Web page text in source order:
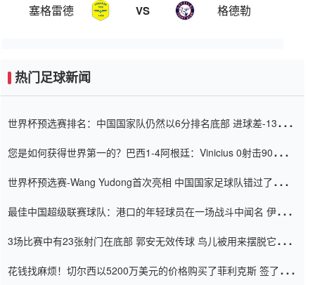
塞格雷德 VS 格德勒
热门足球新闻
世界杯预选赛排名：中国国家队仍然以6分排名底部 进球差-13令人
您是如何获得世界第一的？巴西1-4阿根廷：Vinicius 0射击90分钟
世界杯预选赛-Wang Yudong首次亮相 中国国家足球队错过了世界
最佳中国超级联赛球队：港口的年轻球员在一场战斗中闻名 伊万放
3场比赛中有23张射门在底部 郭安无效传球 鸟儿被用来摆脱它
花钱找麻烦！切尔西以5200万美元的价格购买了菲利克斯 签了7年